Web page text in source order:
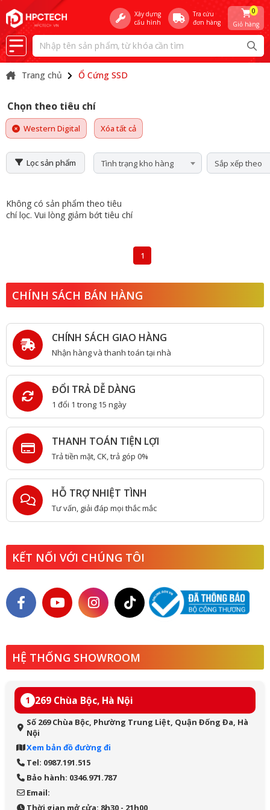
Xây dựng
cấu hình
Tra cứu
đơn hàng
Giỏ hàng
0
Trang chủ Ổ Cứng SSD
Chọn theo tiêu chí
Western Digital Xóa tất cả
Lọc sản phẩm Tình trạng kho hàng Sắp xếp theo
Không có sản phẩm theo tiêu
chí lọc. Vui lòng giảm bớt tiêu chí
1
CHÍNH SÁCH BÁN HÀNG
CHÍNH SÁCH GIAO HÀNG
Nhận hàng và thanh toán tại nhà
ĐỔI TRẢ DỄ DÀNG
1 đổi 1 trong 15 ngày
THANH TOÁN TIỆN LỢI
Trả tiền mặt, CK, trả góp 0%
HỖ TRỢ NHIỆT TÌNH
Tư vấn, giải đáp mọi thắc mắc
KẾT NỐI VỚI CHÚNG TÔI
HỆ THỐNG SHOWROOM
1 269 Chùa Bộc, Hà Nội
Số 269 Chùa Bộc, Phường Trung Liệt, Quận Đống Đa, Hà
Nội
Xem bản đồ đường đi
Tel: 0987.191.515
Bảo hành: 0346.971.787
Email:
Thời gian mở cửa: 8h30 - 21h00